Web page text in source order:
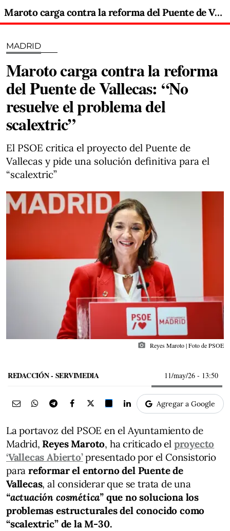
Maroto carga contra la reforma del Puente de Vallecas: “No resuelve el problema del scalextric”
MADRID
Maroto carga contra la reforma
del Puente de Vallecas: “No
resuelve el problema del
scalextric”
El PSOE critica el proyecto del Puente de
Vallecas y pide una solución definitiva para el
“scalextric”
photo_camera Reyes Maroto | Foto de PSOE
REDACCIÓN - SERVIMEDIA 11/may/26 - 13:50
Agregar a Google
La portavoz del PSOE en el Ayuntamiento de
Madrid, Reyes Maroto, ha criticado el proyecto
‘Vallecas Abierto’presentado por el Consistorio
parareformar el entorno del Puente de
Vallecas, al considerar que se trata de una
“actuación cosmética” que no soluciona los
problemas estructurales del conocido como
“scalextric” de la M-30.